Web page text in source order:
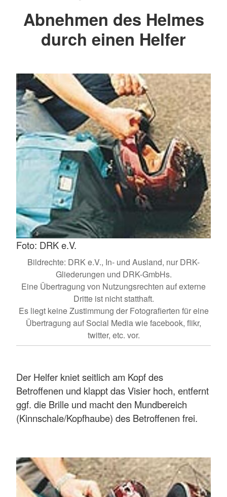
Abnehmen des Helmes
durch einen Helfer
Foto: DRK e.V.
Bildrechte: DRK e.V., In- und Ausland, nur DRK-
Gliederungen und DRK-GmbHs.
Eine Übertragung von Nutzungsrechten auf externe
Dritte ist nicht statthaft.
Es liegt keine Zustimmung der Fotografierten für eine
Übertragung auf Social Media wie facebook, flikr,
twitter, etc. vor.
Der Helfer kniet seitlich am Kopf des
Betroffenen und klappt das Visier hoch, entfernt
ggf. die Brille und macht den Mundbereich
(Kinnschale/Kopfhaube) des Betroffenen frei.